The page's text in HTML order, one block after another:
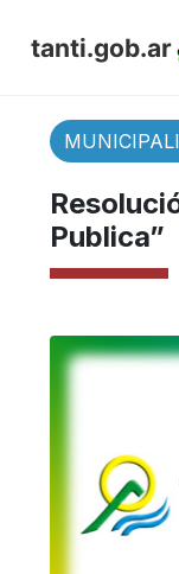
tanti.gob.ar
Publica”